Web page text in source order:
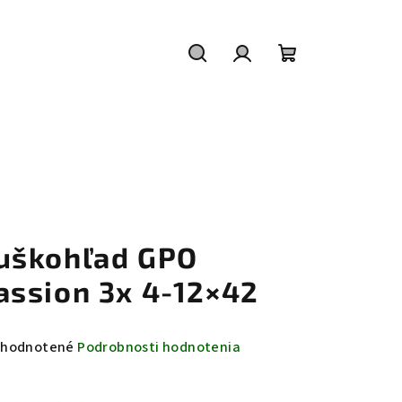
GPO
3x 4-12×42
Podrobnosti hodnotenia